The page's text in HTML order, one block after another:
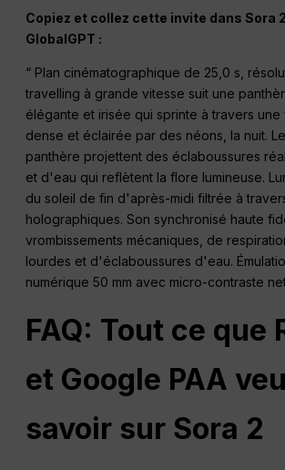
Copiez et collez cette invite dans Sora
GlobalGPT :
“ Plan cinématographique de 25,0 s,
travelling à grande vitesse suit une
élégante et irisée qui sprinte à travers
dense et éclairée par des néons, la nuit.
panthère projettent des éclaboussures
et d'eau qui reflètent la flore lumineuse.
du soleil de fin d'après-midi filtrée à
holographiques. Son synchronisé haute
vrombissements mécaniques, de
lourdes et d'éclaboussures d'eau.
numérique 50 mm avec micro-contraste
FAQ: Tout ce que
et Google PAA
savoir sur Sora 2